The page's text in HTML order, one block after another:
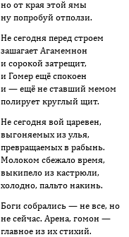
но от края этой ямы
ну попробуй отползи.
Не сегодня перед строем
зашагает Агамемнон
и сорокой затрещит,
и Гомер ещё спокоен
и — ещё не ставший мемом
полирует круглый щит.
Не сегодня вой царевен,
выгоняемых из улья,
превращаемых в рабынь.
Молоком сбежало время,
выкипело из кастрюли,
холодно, пальто накинь.
Боги собрались — не все, но
не сейчас. Арена, гомон —
главное из их стихий.